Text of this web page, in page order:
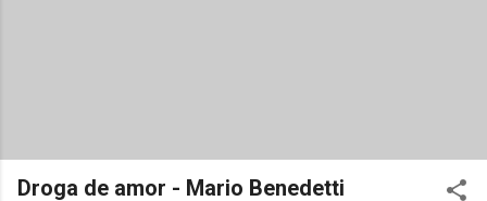
Droga de amor - Mario Benedetti